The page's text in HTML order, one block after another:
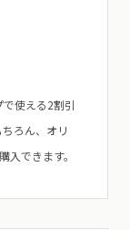
使える2割引
ろん、オリ
できます。